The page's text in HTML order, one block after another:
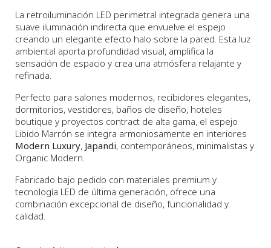
La retroiluminación LED perimetral integrada genera una
suave iluminación indirecta que envuelve el espejo
creando un elegante efecto halo sobre la pared. Esta luz
ambiental aporta profundidad visual, amplifica la
sensación de espacio y crea una atmósfera relajante y
refinada.
Perfecto para salones modernos, recibidores elegantes,
dormitorios, vestidores, baños de diseño, hoteles
boutique y proyectos contract de alta gama, el espejo
Libido Marrón se integra armoniosamente en interiores
Modern Luxury, Japandi, contemporáneos, minimalistas y
Organic Modern.
Fabricado bajo pedido con materiales premium y
tecnología LED de última generación, ofrece una
combinación excepcional de diseño, funcionalidad y
calidad.